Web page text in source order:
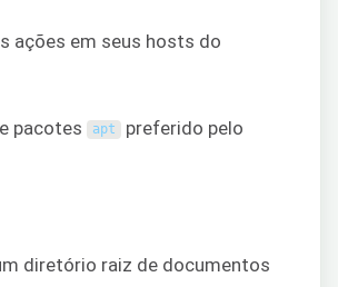
ações em seus hosts do
pacotes apt preferido pelo
diretório raiz de documentos